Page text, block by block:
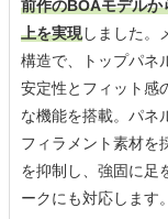
前作のBOAモデルか
上を実現しました。
構造で、トップパネ
安定性とフィット感
な機能を搭載。パネ
フィラメント素材を
を抑制し、強固に足
ークにも対応します。